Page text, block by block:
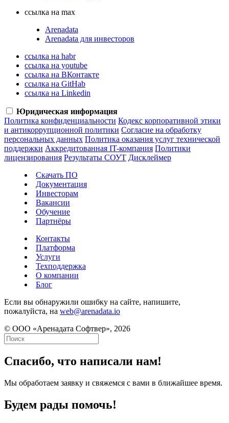
ссылка на max
Arenadata
Arenadata для инвесторов
ссылка на habr
ссылка на youtube
ссылка на ВКонтакте
ссылка на GitHab
ссылка на Linkedin
Юридическая информация
Политика конфиденциальности Кодекс корпоративной этики
и антикоррупционной политики Согласие на обработку
персональных данных Политика оказания услуг технической
поддержки Аккредитованная IT-компания Политики
лицензирования Результаты СОУТ Дисклеймер
Скачать ПО
Документация
Инвесторам
Вакансии
Обучение
Партнёры
Контакты
Платформа
Услуги
Техподдержка
О компании
Блог
Если вы обнаружили ошибку на сайте, напишите,
пожалуйста, на web@arenadata.io
© ООО «Аренадата Софтвер», 2026
Спасибо, что написали нам!
Мы обработаем заявку и свяжемся с вами в ближайшее время.
Будем рады помочь!